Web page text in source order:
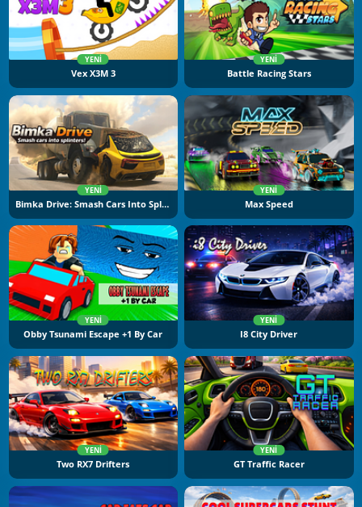
YENI
Vex X3M 3
YENI
Battle Racing Stars
YENI
Bimka Drive: Smash Cars Into Splinters
YENI
Max Speed
YENI
Obby Tsunami Escape +1 By Car
YENI
I8 City Driver
YENI
Two RX7 Drifters
YENI
GT Traffic Racer